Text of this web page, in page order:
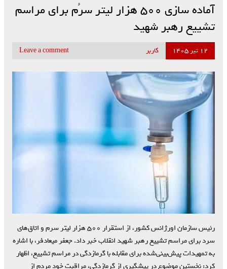
آماده سازی ۵۰۰ هزار لیتر سرُم برای مراسم
تشییع رهبر شهید
۱۲ تیر ۱۴۰۵ کاربر Leave a comment
رئیس سازمان اورژانس کشور، از استقرار ۵۰۰ هزار لیتر سرم و اتاق‌های
سرد برای مراسم تشییع رهبر شهید انقلاب خبر داد. جعفر میعادفر، با اشاره
به تمهیدات پیش‌بینی‌شده برای مقابله با گرمازدگی در مراسم تشییع، اظهار
کرد: نخستین موضوع در پیشگیری از گرمازدگی، مراقبت خود مردم از